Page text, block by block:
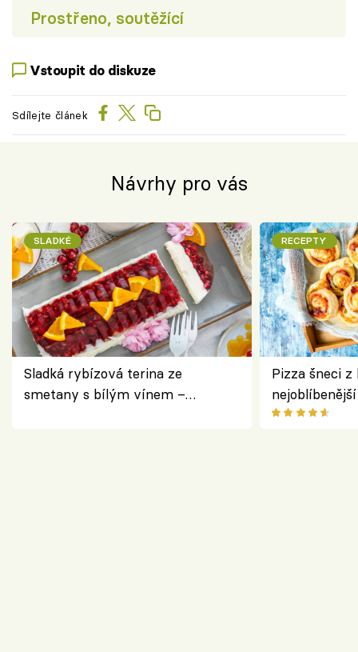
Prostřeno, soutěžící
Vstoupit do diskuze
Sdílejte článek
Návrhy pro vás
SLADKÉ
Sladká rybízová terina ze
smetany s bílým vínem –
RECEPTY
Pizza šneci